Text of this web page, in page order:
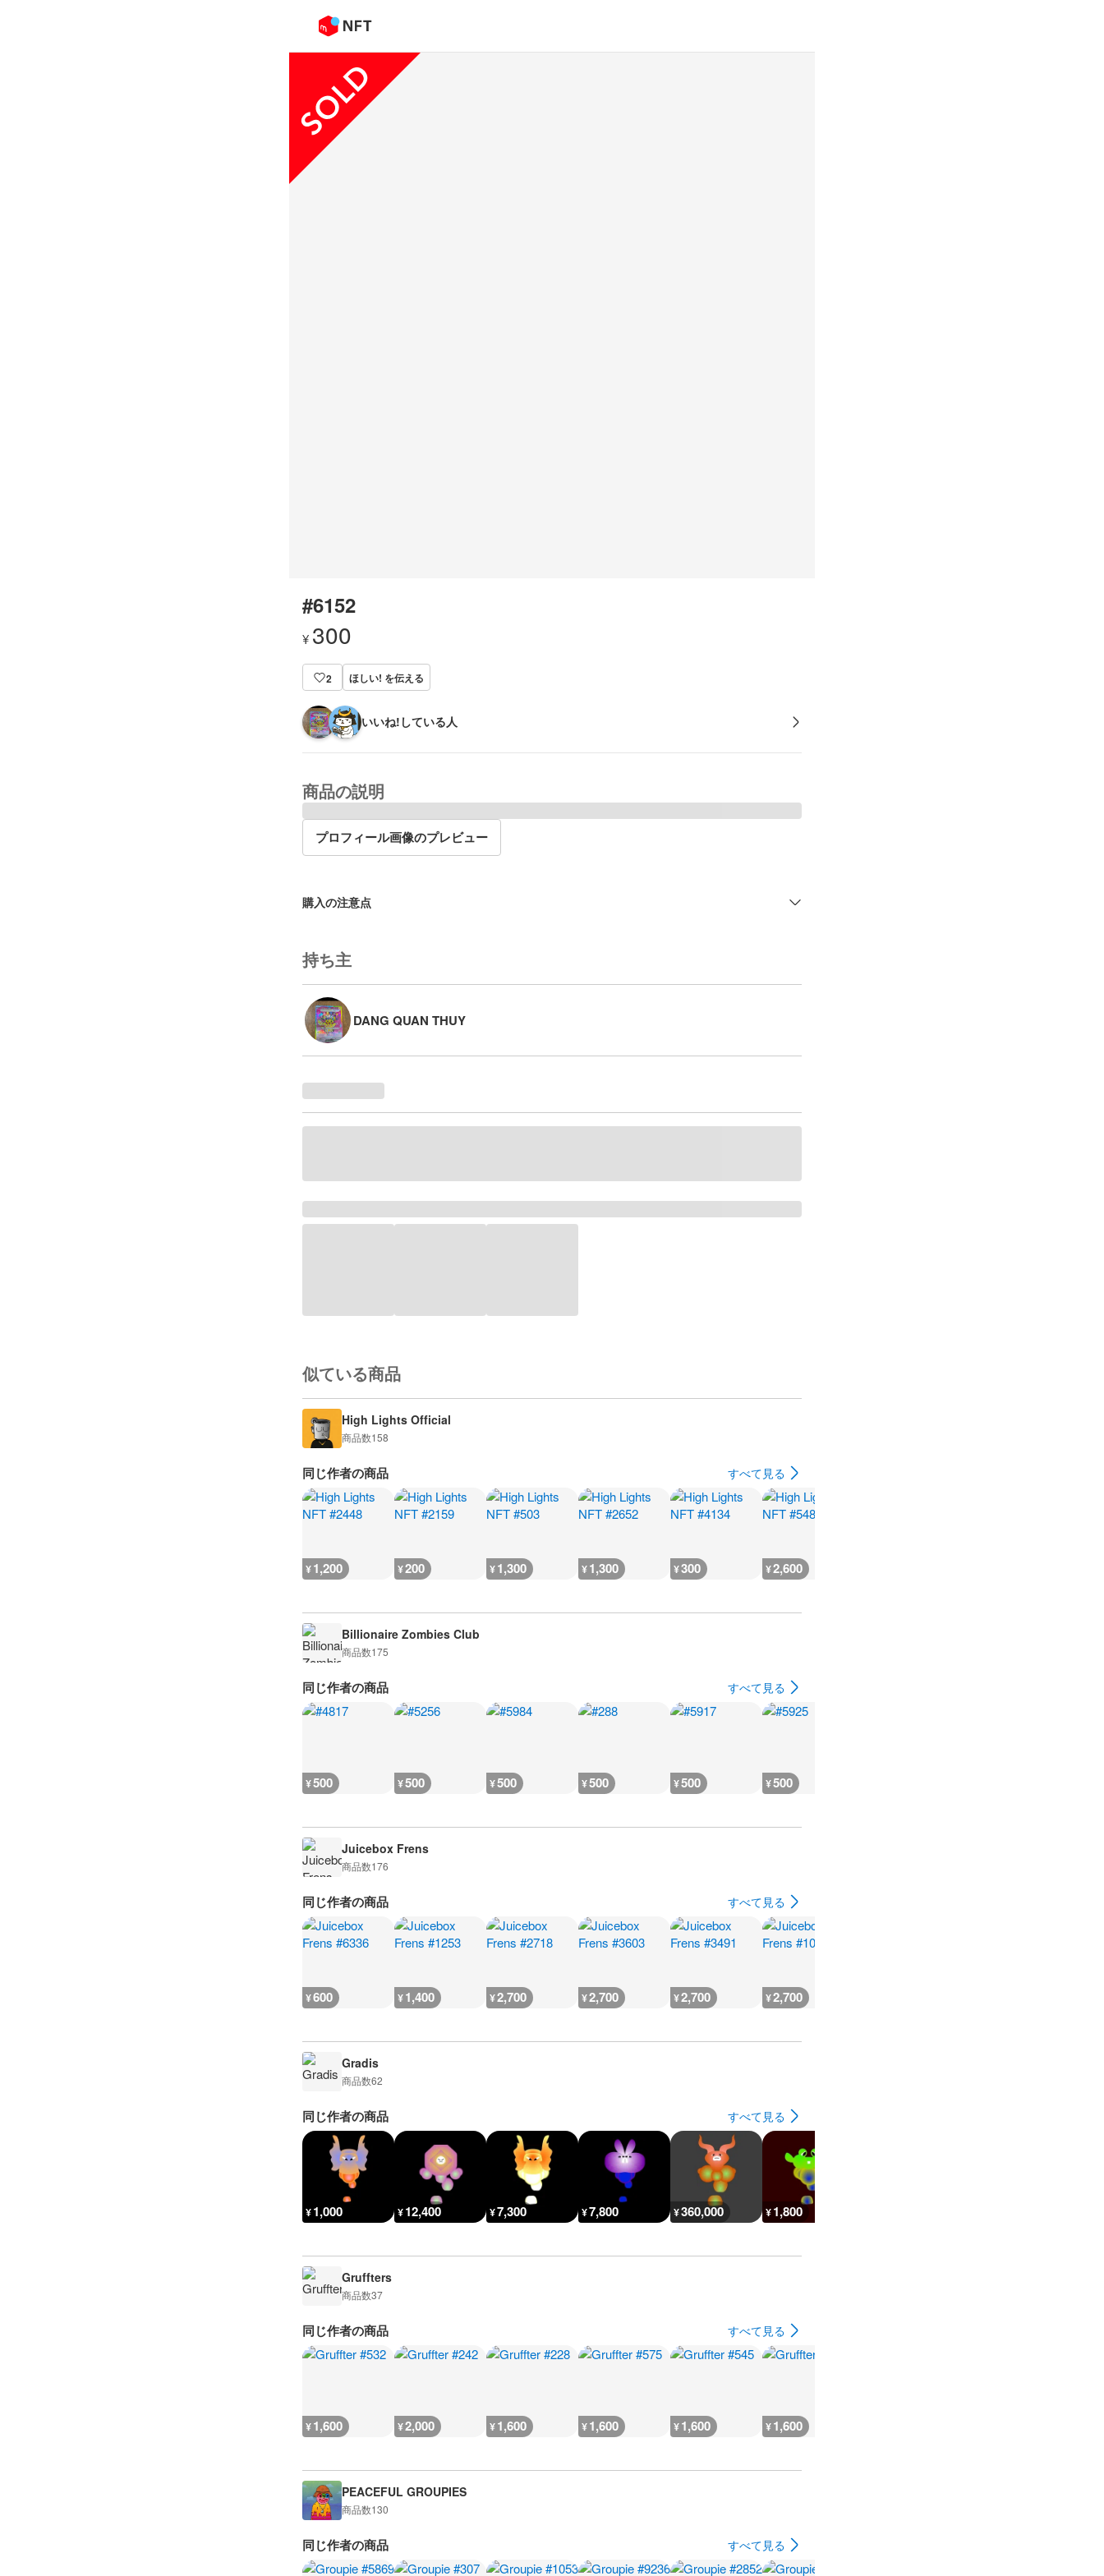
#6152
¥ 300
2 ほしい! を伝える
いいね!している人
商品の説明
プロフィール画像のプレビュー
購入の注意点
持ち主
DANG QUAN THUY
似ている商品
High Lights Official
商品数158
同じ作者の商品 すべて見る
¥1,200 ¥200 ¥1,300 ¥1,300 ¥300 ¥2,600
Billionaire Zombies Club
商品数175
同じ作者の商品 すべて見る
¥500 ¥500 ¥500 ¥500 ¥500 ¥500
Juicebox Frens
商品数176
同じ作者の商品 すべて見る
¥600 ¥1,400 ¥2,700 ¥2,700 ¥2,700 ¥2,700
Gradis
商品数62
同じ作者の商品 すべて見る
¥1,000 ¥12,400 ¥7,300 ¥7,800 ¥360,000 ¥1,800
Gruffters
商品数37
同じ作者の商品 すべて見る
¥1,600 ¥2,000 ¥1,600 ¥1,600 ¥1,600 ¥1,600
PEACEFUL GROUPIES
商品数130
同じ作者の商品 すべて見る